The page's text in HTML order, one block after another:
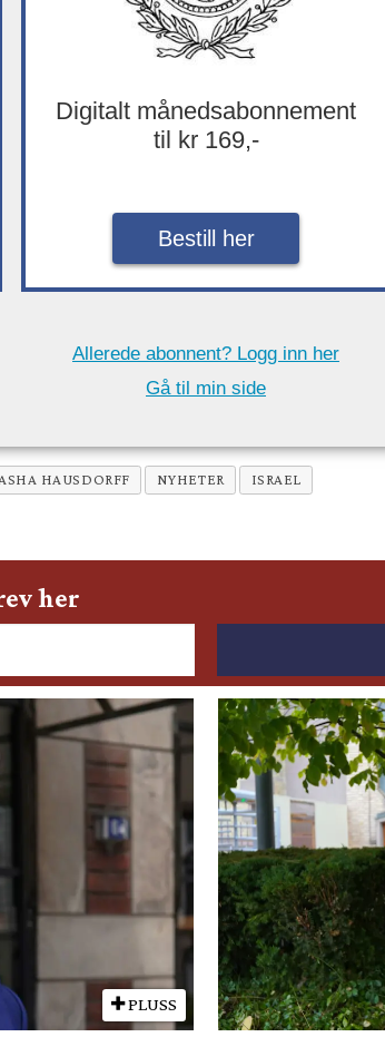
Digitalt månedsabonnement
til kr 169,-
Bestill her
Allerede abonnent? Logg inn her
Gå til min side
HAUSDORFF NYHETER ISRAEL
her
PLUSS